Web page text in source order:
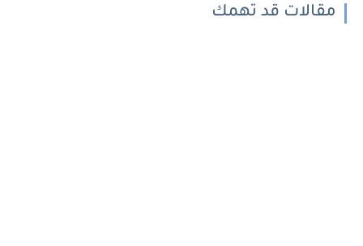
مقالات قد تهمك